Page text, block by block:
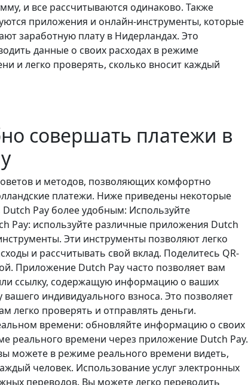
и все рассчитываются одинаково. Также
приложения и онлайн-инструменты, которые
заработную плату в Нидерландах. Это
данные о своих расходах в режиме
и легко проверять, сколько вносит каждый
совершать платежи в
и методов, позволяющих комфортно
платежи. Ниже приведены некоторые
Dutch Pay более удобным: Используйте
Pay: используйте различные приложения Dutch
Эти инструменты позволяют легко
и рассчитывать свой вклад. Поделитесь QR-
Приложение Dutch Pay часто позволяет вам
ссылку, содержащую информацию о ваших
вашего индивидуального взноса. Это позволяет
легко проверять и отправлять деньги.
времени: обновляйте информацию о своих
реального времени через приложение Dutch Pay.
можете в режиме реального времени видеть,
человек. Использование услуг электронных
переводов. Вы можете легко переводить